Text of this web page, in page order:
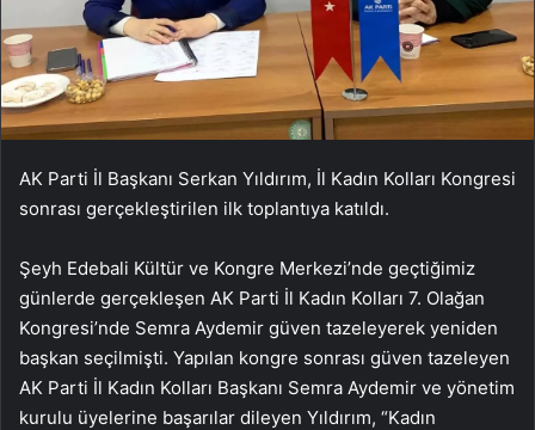
AK Parti İl Başkanı Serkan Yıldırım, İl Kadın Kolları Kongresi
sonrası gerçekleştirilen ilk toplantıya katıldı.
Şeyh Edebali Kültür ve Kongre Merkezi’nde geçtiğimiz
günlerde gerçekleşen AK Parti İl Kadın Kolları 7. Olağan
Kongresi’nde Semra Aydemir güven tazeleyerek yeniden
başkan seçilmişti. Yapılan kongre sonrası güven tazeleyen
AK Parti İl Kadın Kolları Başkanı Semra Aydemir ve yönetim
kurulu üyelerine başarılar dileyen Yıldırım, “Kadın